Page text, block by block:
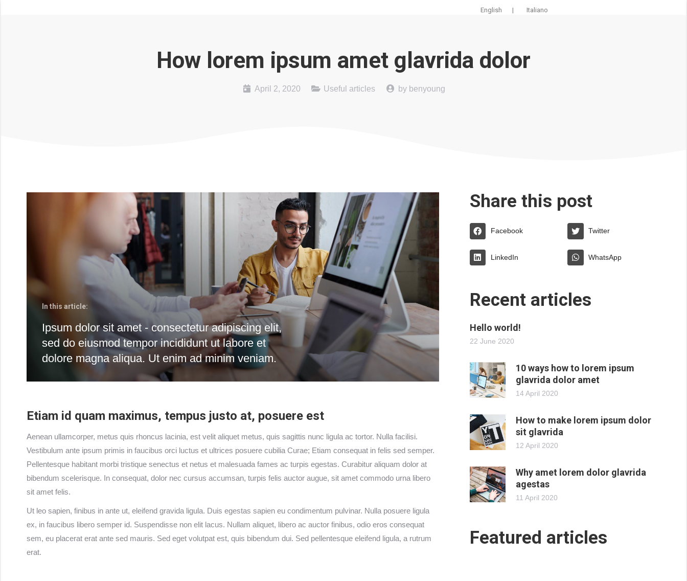
English | Italiano
How lorem ipsum amet glavrida dolor
April 2, 2020 Useful articles by benyoung
In this article:
Ipsum dolor sit amet - consectetur adipiscing elit,
sed do eiusmod tempor incididunt ut labore et
dolore magna aliqua. Ut enim ad minim veniam.
Etiam id quam maximus, tempus justo at, posuere est
Aenean ullamcorper, metus quis rhoncus lacinia, est velit aliquet metus, quis sagittis nunc ligula ac tortor. Nulla facilisi.
Vestibulum ante ipsum primis in faucibus orci luctus et ultrices posuere cubilia Curae; Etiam consequat in felis sed semper.
Pellentesque habitant morbi tristique senectus et netus et malesuada fames ac turpis egestas. Curabitur aliquam dolor at
bibendum scelerisque. In consequat, dolor nec cursus accumsan, turpis felis auctor augue, sit amet commodo urna libero
sit amet felis.
Ut leo sapien, finibus in ante ut, eleifend gravida ligula. Duis egestas sapien eu condimentum pulvinar. Nulla posuere ligula
ex, in faucibus libero semper id. Suspendisse non elit lacus. Nullam aliquet, libero ac auctor finibus, odio eros consequat
sem, eu placerat erat ante sed mauris. Sed eget volutpat est, quis bibendum dui. Sed pellentesque eleifend ligula, a rutrum
erat.
Share this post
Facebook Twitter
LinkedIn WhatsApp
Recent articles
Hello world!
22 June 2020
10 ways how to lorem ipsum
glavrida dolor amet
14 April 2020
How to make lorem ipsum dolor
sit glavrida
12 April 2020
Why amet lorem dolor glavrida
agestas
11 April 2020
Featured articles